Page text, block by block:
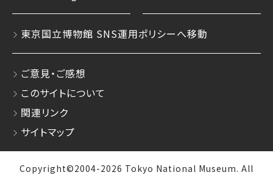
東京国立博物館 SNS運用ポリシーへ移動
ご意見・ご感想
このサイトについて
関連リンク
サイトマップ
Copyright©2004-2026 Tokyo National Museum. All